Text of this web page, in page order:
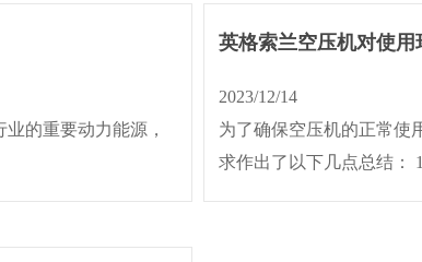
的重要动力能源，
英格索兰空压机对使用
2023/12/14
为了确保空压机的正常使
求作出了以下几点总结：